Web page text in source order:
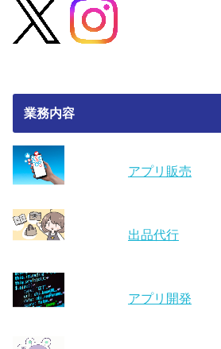
業務内容
アプリ販売
出品代行
アプリ開発